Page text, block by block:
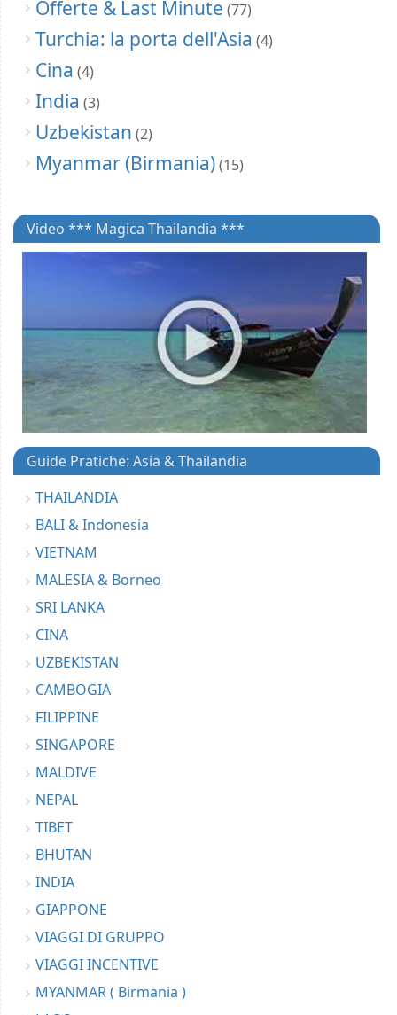
Offerte & Last Minute (77)
Turchia: la porta dell'Asia (4)
Cina (4)
India (3)
Uzbekistan (2)
Myanmar (Birmania)(15)
Video *** Magica Thailandia ***
Guide Pratiche: Asia & Thailandia
THAILANDIA
BALI & Indonesia
VIETNAM
MALESIA & Borneo
SRI LANKA
CINA
UZBEKISTAN
CAMBOGIA
FILIPPINE
SINGAPORE
MALDIVE
NEPAL
TIBET
BHUTAN
INDIA
GIAPPONE
VIAGGI DI GRUPPO
VIAGGI INCENTIVE
MYANMAR ( Birmania )